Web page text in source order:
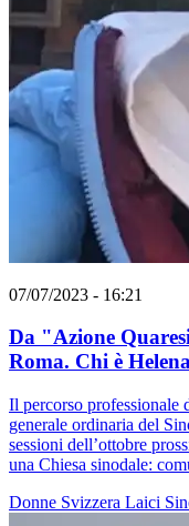
07/07/2023 - 16:21
Da "Azione
Roma. Chi è
Il percorso professionale
generale ordinaria del
sessioni dell’ottobre
una Chiesa sinodale:
Donne Svizzera Laici